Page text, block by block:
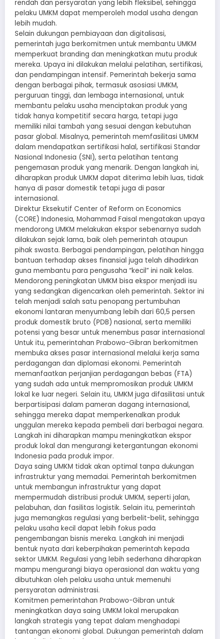
rendah dan persyaratan yang lebih fleksibel, sehingga
pelaku UMKM dapat memperoleh modal usaha dengan
lebih mudah.
Selain dukungan pembiayaan dan digitalisasi,
pemerintah juga berkomitmen untuk membantu UMKM
memperkuat branding dan meningkatkan mutu produk
mereka. Upaya ini dilakukan melalui pelatihan, sertifikasi,
dan pendampingan intensif. Pemerintah bekerja sama
dengan berbagai pihak, termasuk asosiasi UMKM,
perguruan tinggi, dan lembaga internasional, untuk
membantu pelaku usaha menciptakan produk yang
tidak hanya kompetitif secara harga, tetapi juga
memiliki nilai tambah yang sesuai dengan kebutuhan
pasar global. Misalnya, pemerintah memfasilitasi UMKM
dalam mendapatkan sertifikasi halal, sertifikasi Standar
Nasional Indonesia (SNI), serta pelatihan tentang
pengemasan produk yang menarik. Dengan langkah ini,
diharapkan produk UMKM dapat diterima lebih luas, tidak
hanya di pasar domestik tetapi juga di pasar
internasional.
Direktur Eksekutif Center of Reform on Economics
(CORE) Indonesia, Mohammad Faisal mengatakan upaya
mendorong UMKM melakukan ekspor sebenarnya sudah
dilakukan sejak lama, baik oleh pemerintah ataupun
pihak swasta. Berbagai pendampingan, pelatihan hingga
bantuan terhadap akses finansial juga telah dihadirkan
guna membantu para pengusaha “kecil” ini naik kelas.
Mendorong peningkatan UMKM bisa ekspor menjadi isu
yang sedangkan digencarkan oleh pemerintah. Sektor ini
telah menjadi salah satu penopang pertumbuhan
ekonomi lantaran menyumbang lebih dari 60,5 persen
produk domestik bruto (PDB) nasional, serta memiliki
potensi yang besar untuk menembus pasar internasional
Untuk itu, pemerintahan Prabowo-Gibran berkomitmen
membuka akses pasar internasional melalui kerja sama
perdagangan dan diplomasi ekonomi. Pemerintah
memanfaatkan perjanjian perdagangan bebas (FTA)
yang sudah ada untuk mempromosikan produk UMKM
lokal ke luar negeri. Selain itu, UMKM juga difasilitasi untuk
berpartisipasi dalam pameran dagang internasional,
sehingga mereka dapat memperkenalkan produk
unggulan mereka kepada pembeli dari berbagai negara.
Langkah ini diharapkan mampu meningkatkan ekspor
produk lokal dan mengurangi ketergantungan ekonomi
Indonesia pada produk impor.
Daya saing UMKM tidak akan optimal tanpa dukungan
infrastruktur yang memadai. Pemerintah berkomitmen
untuk membangun infrastruktur yang dapat
mempermudah distribusi produk UMKM, seperti jalan,
pelabuhan, dan fasilitas logistik. Selain itu, pemerintah
juga memangkas regulasi yang berbelit-belit, sehingga
pelaku usaha kecil dapat lebih fokus pada
pengembangan bisnis mereka. Langkah ini menjadi
bentuk nyata dari keberpihakan pemerintah kepada
sektor UMKM. Regulasi yang lebih sederhana diharapkan
mampu mengurangi biaya operasional dan waktu yang
dibutuhkan oleh pelaku usaha untuk memenuhi
persyaratan administrasi.
Komitmen pemerintahan Prabowo-Gibran untuk
meningkatkan daya saing UMKM lokal merupakan
langkah strategis yang tepat dalam menghadapi
tantangan ekonomi global. Dukungan pemerintah dalam